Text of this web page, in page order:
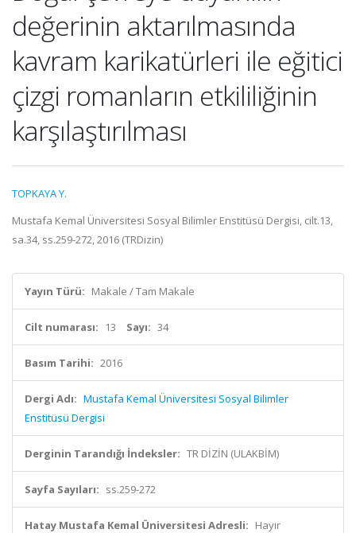
değerinin aktarılmasında
kavram karikatürleri ile eğitici
çizgi romanların etkililiğinin
karşılaştırılması
TOPKAYA Y.
Mustafa Kemal Üniversitesi Sosyal Bilimler Enstitüsü Dergisi, cilt.13,
sa.34, ss.259-272, 2016 (TRDizin)
Yayın Türü: Makale / Tam Makale
Cilt numarası: 13 Sayı: 34
Basım Tarihi: 2016
Dergi Adı: Mustafa Kemal Üniversitesi Sosyal Bilimler
Enstitüsü Dergisi
Derginin Tarandığı İndeksler: TR DİZİN (ULAKBİM)
Sayfa Sayıları: ss.259-272
Hatay Mustafa Kemal Üniversitesi Adresli: Hayır